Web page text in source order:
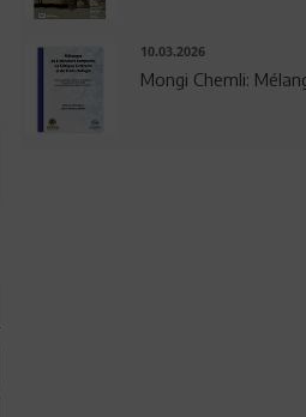
10.03.2026
Mongi Chemli: